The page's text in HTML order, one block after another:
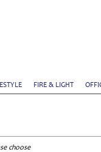
FIRE & LIGHT
choose